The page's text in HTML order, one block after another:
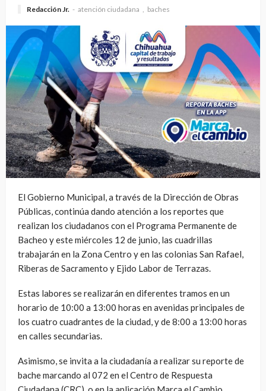
Redacción Jr. atención ciudadana baches
El Gobierno Municipal, a través de la Dirección de Obras
Públicas, continúa dando atención a los reportes que
realizan los ciudadanos con el Programa Permanente de
Bacheo y este miércoles 12 de junio, las cuadrillas
trabajarán en la Zona Centro y en las colonias San Rafael,
Riberas de Sacramento y Ejido Labor de Terrazas.
Estas labores se realizarán en diferentes tramos en un
horario de 10:00 a 13:00 horas en avenidas principales de
los cuatro cuadrantes de la ciudad, y de 8:00 a 13:00 horas
en calles secundarias.
Asimismo, se invita a la ciudadanía a realizar su reporte de
bache marcando al 072 en el Centro de Respuesta